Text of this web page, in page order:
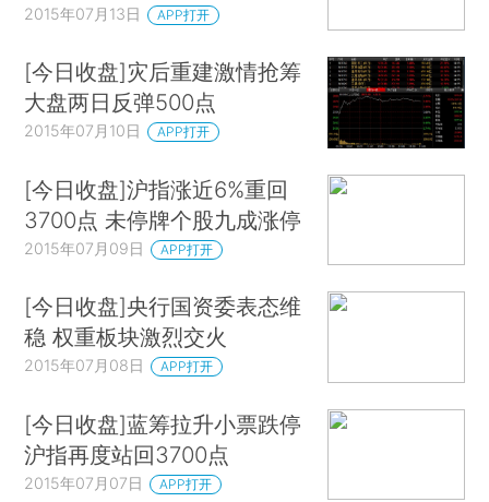
2015年07月13日 APP打开
[今日收盘]灾后重建激情抢筹
大盘两日反弹500点
2015年07月10日 APP打开
[今日收盘]沪指涨近6%重回
3700点 未停牌个股九成涨停
2015年07月09日 APP打开
[今日收盘]央行国资委表态维
稳 权重板块激烈交火
2015年07月08日 APP打开
[今日收盘]蓝筹拉升小票跌停
沪指再度站回3700点
2015年07月07日 APP打开